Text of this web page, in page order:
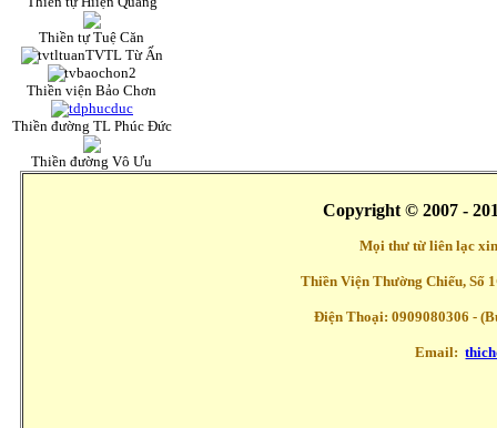
Thiền tự Tuệ Căn
TVTL Từ Ấn
Thiền viện Bảo Chơn
Thiền đường TL Phúc Đức
Thiền đường Vô Ưu
Copyright © 2007 -
Mọi thư từ liên lạc
Thiền Viện Thường Chiếu, Số
Điện Thoại: 0909080306 -
Email: